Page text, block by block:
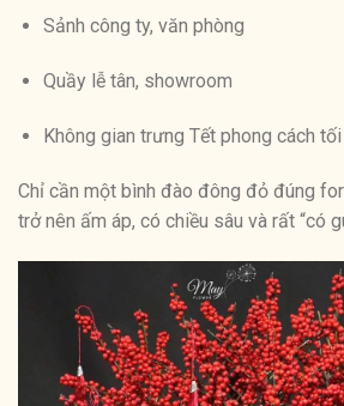
Sảnh công ty, văn phòng
Quầy lễ tân, showroom
Không gian trưng Tết phong cách
Chỉ cần một bình đào đông đỏ đúng
trở nên ấm áp, có chiều sâu và rất “có